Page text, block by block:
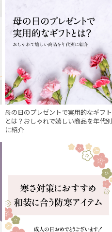
母の日のプレゼントで実用的なギフト
とは？おしゃれで嬉しい商品を年代別
に紹介